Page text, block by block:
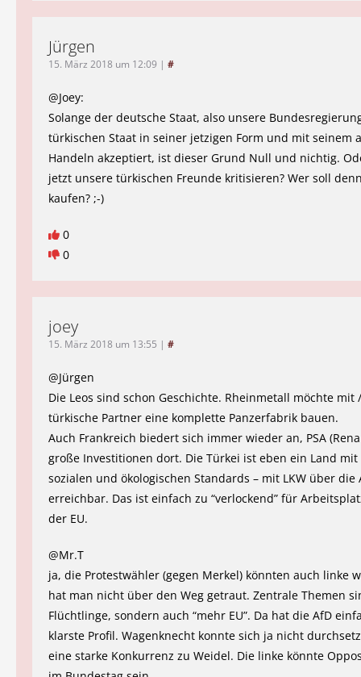
Jürgen
15. März 2018 um 12:09 | #
@Joey:
Solange der deutsche Staat, also unsere
türkischen Staat in seiner jetzigen Form und mit seinem
Handeln akzeptiert, ist dieser Grund Null und nichtig.
jetzt unsere türkischen Freunde kritisieren? Wer soll denn
kaufen? ;-)
0
0
joey
15. März 2018 um 13:55 | #
@Jürgen
Die Leos sind schon Geschichte. Rheinmetall möchte mit
türkische Partner eine komplette Panzerfabrik bauen.
Auch Frankreich biedert sich immer wieder an, PSA
große Investitionen dort. Die Türkei ist eben ein Land
sozialen und ökologischen Standards – mit LKW über die
erreichbar. Das ist einfach zu “verlockend” für
der EU.
@Mr.T
ja, die Protestwähler (gegen Merkel) könnten auch linke
hat man nicht über den Weg getraut. Zentrale Themen
Flüchtlinge, sondern auch “mehr EU”. Da hat die AfD
klarste Profil. Wagenknecht konnte sich ja nicht
eine starke Konkurrenz zu Weidel. Die linke könnte